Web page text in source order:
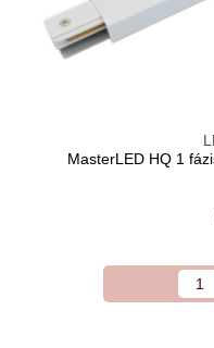
MasterLED HQ 1